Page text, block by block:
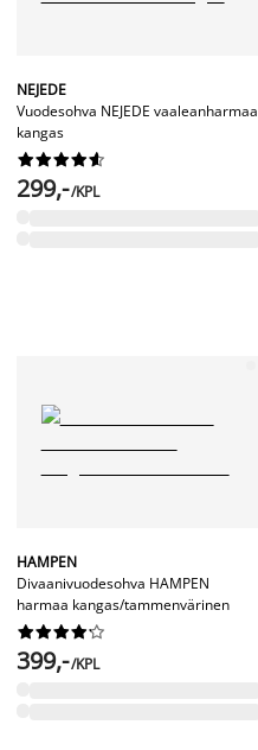
NEJEDE
Vuodesohva NEJEDE vaaleanharmaa
kangas






299,-/KPL
HAMPEN
Divaanivuodesohva HAMPEN
harmaa kangas/tammenvärinen






399,-/KPL